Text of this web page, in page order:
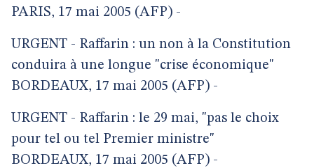
PARIS, 17 mai 2005 (AFP) -
URGENT - Raffarin : un non à la Constitution
conduira à une longue "crise économique"
BORDEAUX, 17 mai 2005 (AFP) -
URGENT - Raffarin : le 29 mai, "pas le choix
pour tel ou tel Premier ministre"
BORDEAUX, 17 mai 2005 (AFP) -